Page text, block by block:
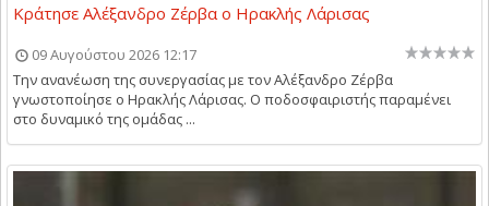
Κράτησε Αλέξανδρο Ζέρβα ο Ηρακλής Λάρισας
09 Αυγούστου 2026 12:17
Την ανανέωση της συνεργασίας με τον Αλέξανδρο Ζέρβα
γνωστοποίησε ο Ηρακλής Λάρισας. Ο ποδοσφαιριστής παραμένει
στο δυναμικό της ομάδας ...